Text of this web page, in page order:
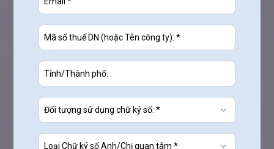
MISA là đơn vị tiên phong cung cấp chữ ký số từ xa đạt
chuẩn eIDAScủa Châu Âu và đượcBộ TT&TT cấp phép
Nhận tư vấn